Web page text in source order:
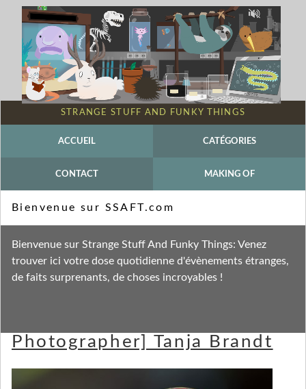
STRANGE STUFF AND FUNKY THINGS
ACCUEIL CATÉGORIES
CONTACT MAKING OF
Fil des commentaires
Photographer] Tanja Brandt
Bienvenue sur SSAFT.com
Bienvenue sur Strange Stuff And Funky Things: Venez
trouver ici votre dose quotidienne d'évènements étranges,
de faits surprenants, de choses incroyables !